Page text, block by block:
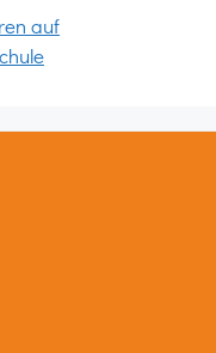
auf